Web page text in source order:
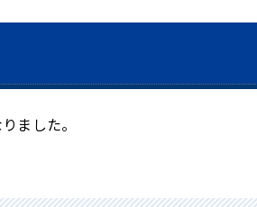
ました。